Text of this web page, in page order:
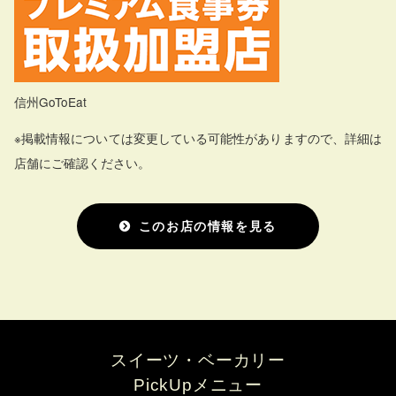
信州GoToEat
※掲載情報については変更している可能性がありますので、詳細は
店舗にご確認ください。
このお店の情報を見る
スイーツ・ベーカリー
PickUpメニュー